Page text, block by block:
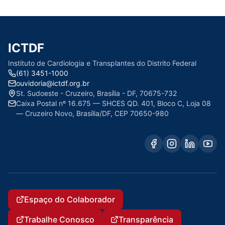
ICTDF
Instituto de Cardiologia e Transplantes do Distrito Federal
(61) 3451-1000
ouvidoria@ictdf.org.br
St. Sudoeste - Cruzeiro, Brasília - DF, 70675-732
Caixa Postal nº 16.675 — SHCES QD. 401, Bloco C, Loja 08
— Cruzeiro Novo, Brasília/DF, CEP 70650-980
Espaço do Colaborador
Trabalhe Conosco
Transparência